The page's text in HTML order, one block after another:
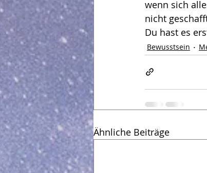
wenn sich
nicht
Du hast es
Bewusstsein
Ähnliche Beiträge